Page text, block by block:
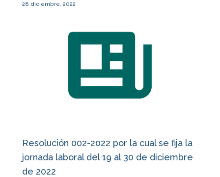
28 diciembre, 2022
Resolución 002-2022 por la cual se fija la
jornada laboral del 19 al 30 de diciembre
de 2022